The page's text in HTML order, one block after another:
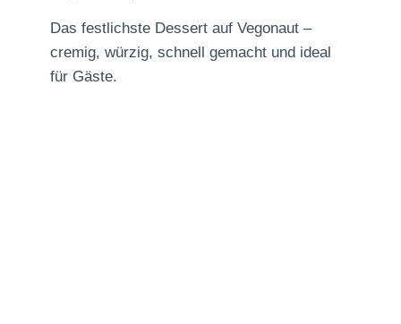
Das festlichste Dessert auf Vegonaut –
cremig, würzig, schnell gemacht und ideal
für Gäste.